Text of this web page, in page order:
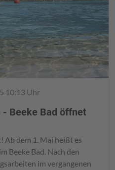
10:13 Uhr
- Beeke Bad öffnet
Ab dem 1. Mai heißt es
Beeke Bad. Nach den
im vergangenen